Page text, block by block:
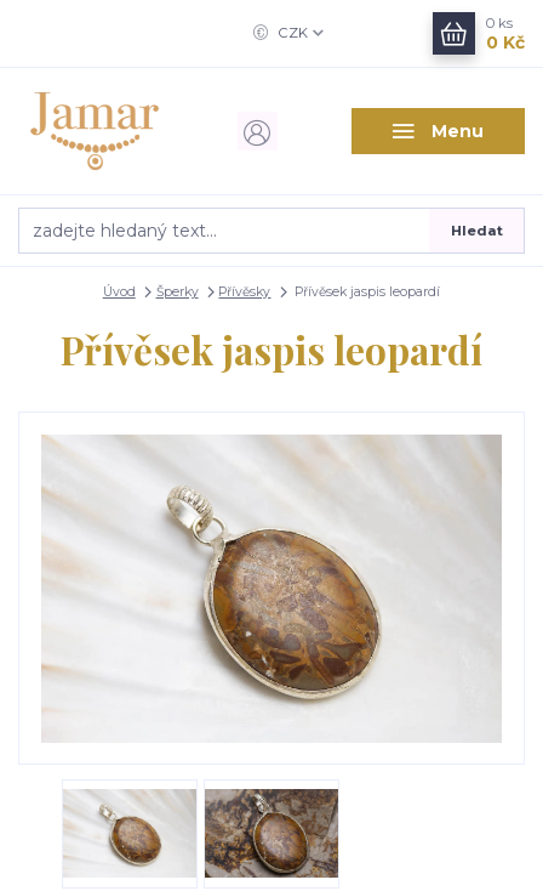
Menu
CZK
Hledat
0 ks
0 Kč
Úvod Šperky Přívěsky Přívěsek jaspis leopardí
Přívěsek jaspis leopardí